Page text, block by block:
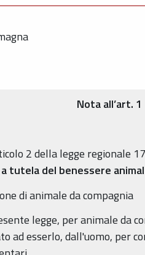
Nota all’art. 1
2 della legge regionale
tutela del benessere
di animale da compagnia
legge, per animale da
ad esserlo, dall'uomo, per